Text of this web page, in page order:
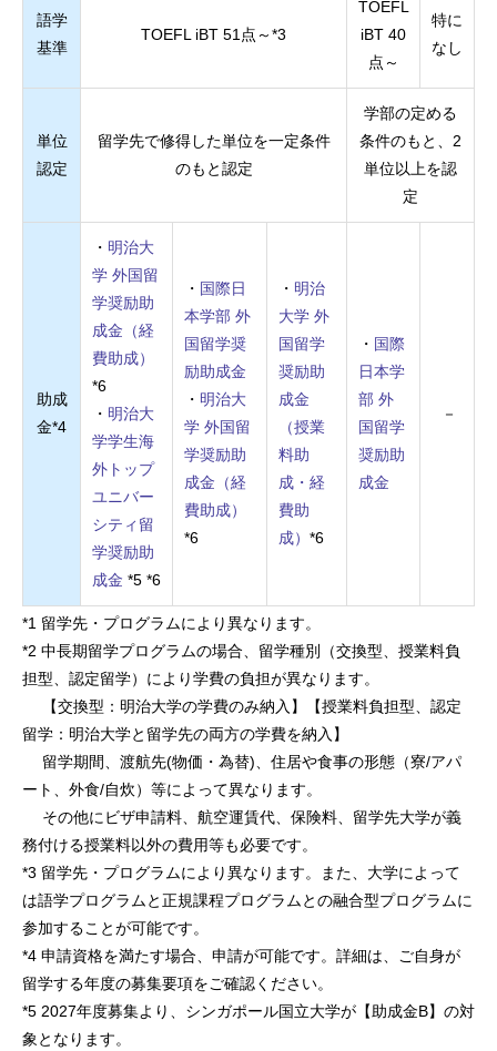
語学
基準
TOEFL iBT 51点～*3
TOEFL
iBT 40
点～
特に
なし
単位
認定
留学先で修得した単位を一定条件
のもと認定
学部の定める
条件のもと、2
単位以上を認
定
助成
金*4
・ 明治大
学 外国留
学奨励助
成金（経
費助成）
*6
・ 明治大
学学生海
外トップ
ユニバー
シティ留
学奨励助
成金 *5 *6
・ 国際日
本学部 外
国留学奨
励助成金
・ 明治大
学 外国留
学奨励助
成金（経
費助成）
*6
・ 明治
大学 外
国留学
奨励助
成金
（授業
料助
成・経
費助
成） *6
・ 国際
日本学
部 外
国留学
奨励助
成金
－
*1 留学先・プログラムにより異なります。
*2 中長期留学プログラムの場合、留学種別（交換型、授業料負
担型、認定留学）により学費の負担が異なります。
【交換型：明治大学の学費のみ納入】【授業料負担型、認定
留学：明治大学と留学先の両方の学費を納入】
留学期間、渡航先(物価・為替)、住居や食事の形態（寮/アパ
ート、外食/自炊）等によって異なります。
その他にビザ申請料、航空運賃代、保険料、留学先大学が義
務付ける授業料以外の費用等も必要です。
*3 留学先・プログラムにより異なります。また、大学によって
は語学プログラムと正規課程プログラムとの融合型プログラムに
参加することが可能です。
*4 申請資格を満たす場合、申請が可能です。詳細は、ご自身が
留学する年度の募集要項をご確認ください。
*5 2027年度募集より、シンガポール国立大学が【助成金B】の対
象となります。